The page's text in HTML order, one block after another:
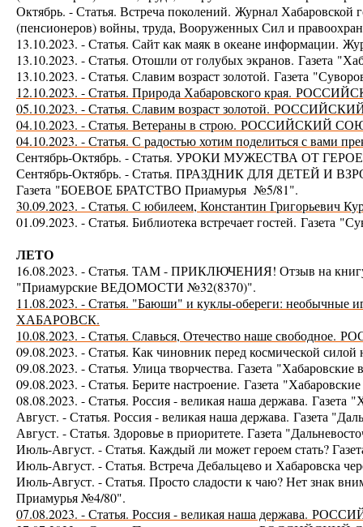
Октябрь. - Статья. Встреча поколений. Журнал Хабаровской
(пенсионеров) войны, труда, Вооруженных Сил и
13.10.2023. - Статья. Сайт как маяк в океане
13.10.2023. - Статья. Отошли от голубых экранов. Газета
13.10.2023. - Статья. Славим возраст золотой. Газета
12.10.2023. - Статья. Природа Хабаровского края.
05.10.2023. - Статья. Славим возраст золотой.
04.10.2023. - Статья. Ветераны в строю. РОССИЙСКИЙ
04.10.2023. - Статья. С радостью хотим поделиться с вами
Сентябрь-Октябрь. - Статья. УРОКИ МУЖЕСТВА ОТ
Сентябрь-Октябрь. - Статья. ПРАЗДНИК ДЛЯ
Газета "БОЕВОЕ БРАТСТВО Приамурья №5/81".
30.09.2023. - Статья. С юбилеем, Константин Григорьевич
01.09.2023. - Статья. Библиотека встречает гостей. Газета
ЛЕТО
16.08.2023. - Статья. ТАМ - ПРИКЛЮЧЕНИЯ! Отзыв на книгу
"Приамурские ВЕДОМОСТИ №32(8370)".
11.08.2023. - Статья. "Баюши" и куклы-обереги: необычные
ХАБАРОВСК.
10.08.2023. - Статья. Славься, Отечество наше свободное.
09.08.2023. - Статья. Как чиновник перед космической
09.08.2023. - Статья. Улица творчества. Газета "Хабаровские
09.08.2023. - Статья. Берите настроение. Газета
08.08.2023. - Статья. Россия - великая наша держава. Газета
Август. - Статья. Россия - великая наша держава. Газета
Август. - Статья. Здоровье в приоритете. Газета
Июль-Август. - Статья. Каждый ли может героем стать?
Июль-Август. - Статья. Встреча Дебальцево и Хабаровска
Июль-Август. - Статья. Просто сладости к чаю? Нет знак
Приамурья №4/80".
07.08.2023. - Статья. Россия - великая наша держава.